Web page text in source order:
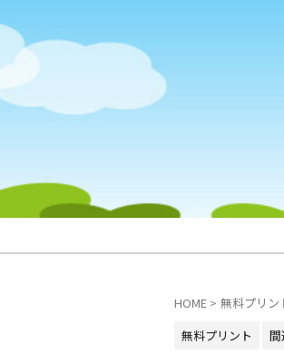
HOME > 無料プリン
無料プリント
間